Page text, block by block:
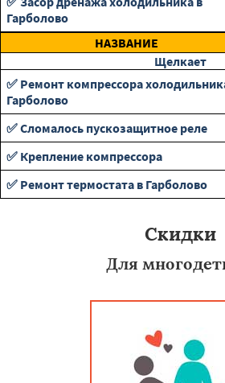
Гарболово
НАЗВАНИЕ
Щелкает
✅ Ремонт компрессора
Гарболово
✅ Сломалось пускозащитное реле
✅ Крепление компрессора
✅ Ремонт термостата в Гарболово
Скидки
Для